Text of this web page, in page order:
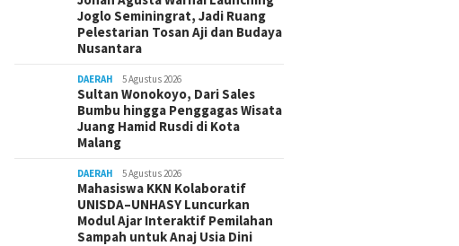
Joglo Seminingrat, Jadi Ruang
Pelestarian Tosan Aji dan Budaya
Nusantara
DAERAH 5 Agustus 2026
Sultan Wonokoyo, Dari Sales
Bumbu hingga Penggagas Wisata
Juang Hamid Rusdi di Kota
Malang
DAERAH 5 Agustus 2026
Mahasiswa KKN Kolaboratif
UNISDA–UNHASY Luncurkan
Modul Ajar Interaktif Pemilahan
Sampah untuk Anaj Usia Dini